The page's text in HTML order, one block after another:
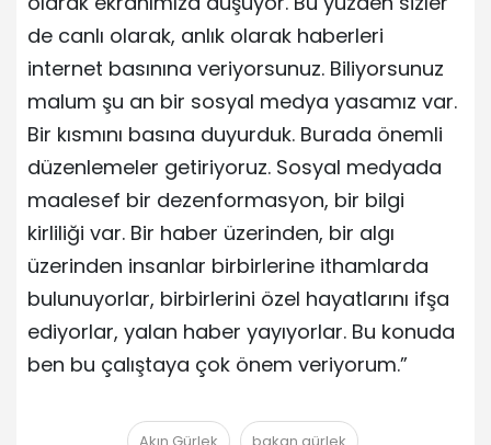
de canlı olarak, anlık olarak haberleri
internet basınına veriyorsunuz. Biliyorsunuz
malum şu an bir sosyal medya yasamız var.
Bir kısmını basına duyurduk. Burada önemli
düzenlemeler getiriyoruz. Sosyal medyada
maalesef bir dezenformasyon, bir bilgi
kirliliği var. Bir haber üzerinden, bir algı
üzerinden insanlar birbirlerine ithamlarda
bulunuyorlar, birbirlerini özel hayatlarını ifşa
ediyorlar, yalan haber yayıyorlar. Bu konuda
ben bu çalıştaya çok önem veriyorum.”